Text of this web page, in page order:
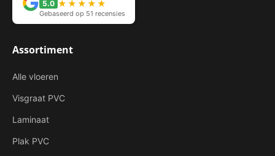
5.0 ★★★★★
Gebaseerd op 51 recensies
Assortiment
Alle vloeren
Visgraat PVC
Laminaat
Plak PVC